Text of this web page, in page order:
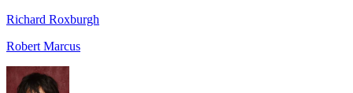
Richard Roxburgh
Robert Marcus